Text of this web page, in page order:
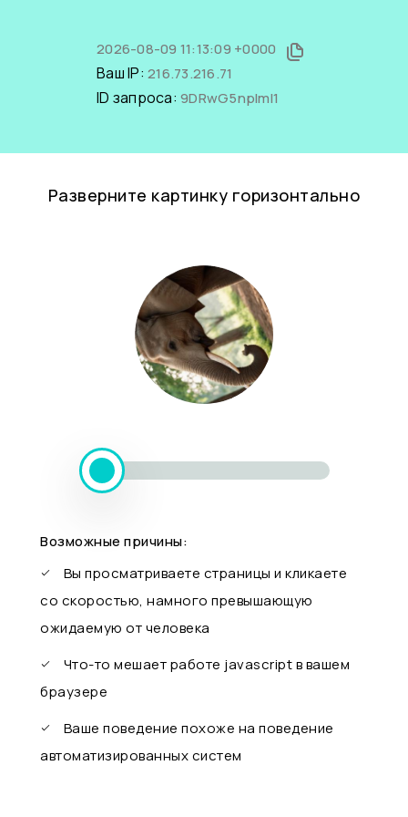
2026-08-09 11:13:09 +0000
Ваш IP: 216.73.216.71
ID запроса: 9DRwG5npImI1
Разверните картинку горизонтально
Возможные причины:
Вы просматриваете страницы и кликаете
со скоростью, намного превышающую
ожидаемую от человека
Что-то мешает работе javascript в вашем
браузере
Ваше поведение похоже на поведение
автоматизированных систем